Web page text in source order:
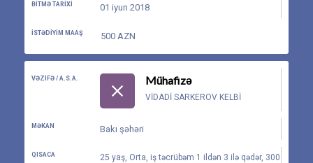
BITMƏ TARIXI 01 iyun 2018
İSTƏDIYIM MAAŞ 500 AZN
VƏZIFƏ / A.S.A. Mühafizə
VIDADI SARKEROV KELBI
MƏKAN Bakı şəhəri
QISACA
25 yaş, Orta, iş təcrübəm 1 ildən 3 ilə qədər, 300